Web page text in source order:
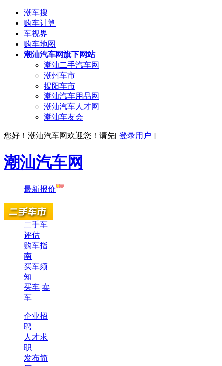
潮车搜
购车计算
车视界
购车地图
潮汕汽车网旗下网站
潮汕二手汽车网
潮州车市
揭阳车市
潮汕汽车用品网
潮汕汽车人才网
潮汕车友会
您好！ 潮汕汽车网欢迎您！请先[ 登录用户 ]
潮汕汽车网
最新报价
二手车
评估
购车指
南
买车须
知
买车 卖
车
企业招
聘
人才求
职
发布简